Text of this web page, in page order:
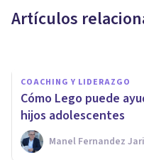
Artículos
COACHING Y LIDERAZGO
Cómo Lego puede
hijos adolescentes
Manel Fernandez